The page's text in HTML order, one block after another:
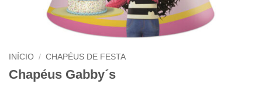
INÍCIO / CHAPÉUS DE FESTA
Chapéus Gabby´s